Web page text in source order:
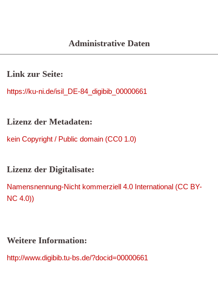
Administrative Daten
Link zur Seite:
https://ku-ni.de/isil_DE-84_digibib_00000661
Lizenz der Metadaten:
kein Copyright / Public domain (CC0 1.0)
Lizenz der Digitalisate:
Namensnennung-Nicht kommerziell 4.0 International (CC BY-
NC 4.0))
Weitere Information:
http://www.digibib.tu-bs.de/?docid=00000661